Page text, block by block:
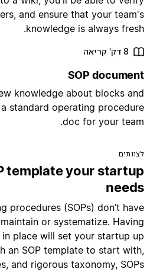
and ensure that your
knowledge is always
8 דק' קריאה
SOP
new knowledge about blocks
a standard operating
doc for your
template your
procedures (SOPs) don’t
to maintain or systematize.
in place will set your startup
With an SOP template to start
and rigorous taxonomy,